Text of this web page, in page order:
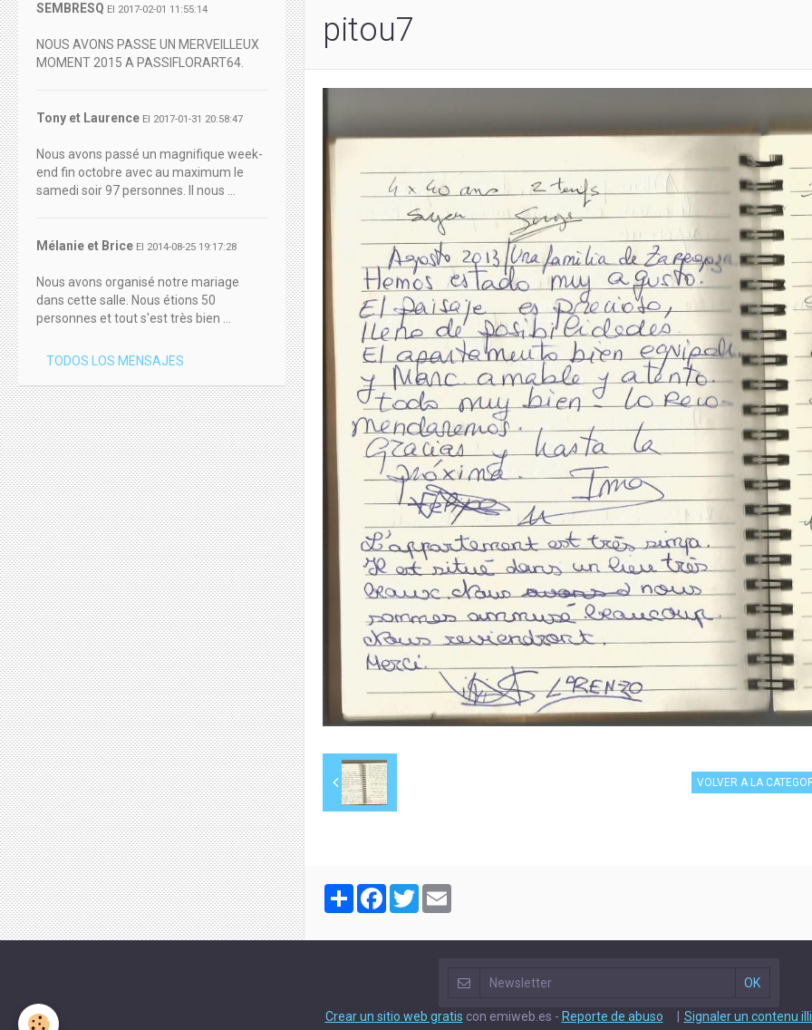
pitou7
VOLVER A LA
PartagerFacebook
Twitter
SEMBRESQ El 2017-02-01 11:55:14
NOUS AVONS PASSE UN MERVEILLEUX
MOMENT 2015 A PASSIFLORART64.
Tony et Laurence El 2017-01-31 20:58:47
Nous avons passé un magnifique week-
end fin octobre avec au maximum le
samedi soir 97 personnes. Il nous ...
Mélanie et Brice El 2014-08-25 19:17:28
Nous avons organisé notre mariage
dans cette salle. Nous étions 50
personnes et tout s'est très bien ...
TODOS LOS MENSAJES
Crear un sitio web gratis con emiweb.es - Reporte de abuso Signaler un contenu